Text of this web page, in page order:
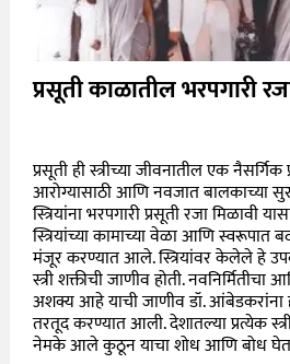
प्रसूती काळातील भरपगारी
प्रसूती ही स्त्रीच्या जीवनातील एक नैसर्गिक
आरोग्यासाठी आणि नवजात बालकाच्या
स्त्रियांना भरपगारी प्रसूती रजा मिळावी
स्त्रियांच्या कामाच्या वेळा आणि स्वरूपात
मंजूर करण्यात आले. स्त्रियांवर केलेले हे
स्त्री शक्तीची जाणीव होती. नवनिर्मितीचा
अशक्य आहे याची जाणीव डॉ. आंबेडकरांना
तरतूद करण्यात आली. देशातल्या प्रत्येक
नेमके आले कुठून याचा शोध आणि बोध